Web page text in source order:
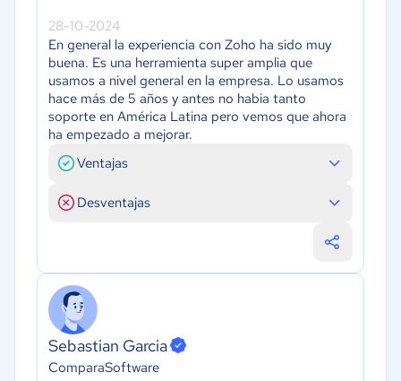
28-10-2024
En general la experiencia con Zoho ha sido muy
buena. Es una herramienta super amplia que
usamos a nivel general en la empresa. Lo usamos
hace más de 5 años y antes no habia tanto
soporte en América Latina pero vemos que ahora
ha empezado a mejorar.
Ventajas
Desventajas
Sebastian Garcia
ComparaSoftware